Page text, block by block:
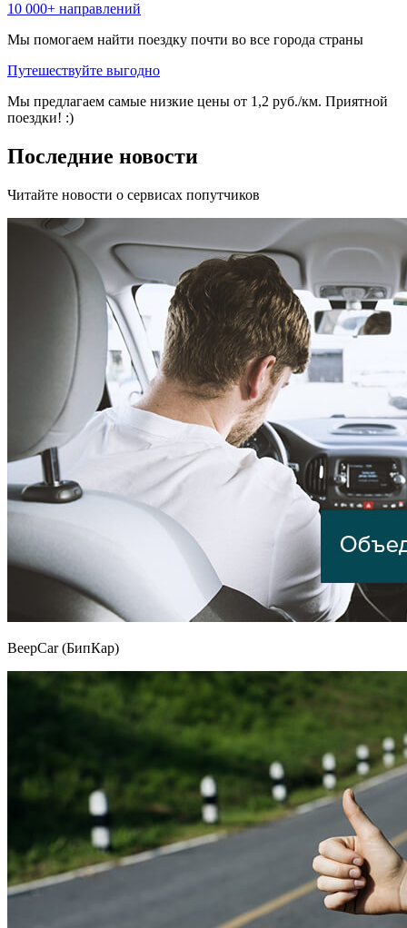
10 000+ направлений
Мы помогаем найти поездку почти во все города страны
Путешествуйте выгодно
Мы предлагаем самые низкие цены от 1,2 руб./км. Приятной
поездки! :)
Последние новости
Читайте новости о сервисах попутчиков
BeepCar (БипКар)